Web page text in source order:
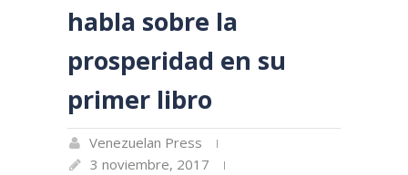
habla sobre la
prosperidad en su
primer libro
Venezuelan Press
3 noviembre, 2017